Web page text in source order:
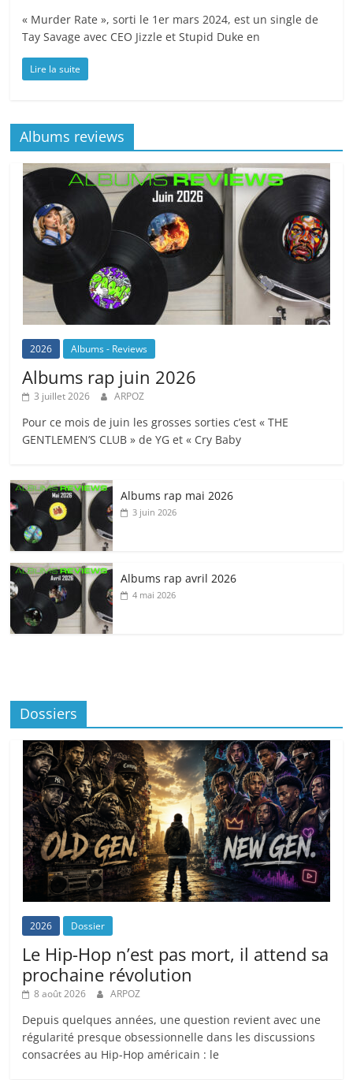
« Murder Rate », sorti le 1er mars 2024, est un single de
Tay Savage avec CEO Jizzle et Stupid Duke en
Lire la suite
Albums reviews
2026 Albums - Reviews
Albums rap juin 2026
3 juillet 2026 ARPOZ
Pour ce mois de juin les grosses sorties c’est « THE
GENTLEMEN’S CLUB » de YG et « Cry Baby
Albums rap mai 2026
3 juin 2026
Albums rap avril 2026
4 mai 2026
Dossiers
2026 Dossier
Le Hip-Hop n’est pas mort, il attend sa
prochaine révolution
8 août 2026 ARPOZ
Depuis quelques années, une question revient avec une
régularité presque obsessionnelle dans les discussions
consacrées au Hip-Hop américain : le